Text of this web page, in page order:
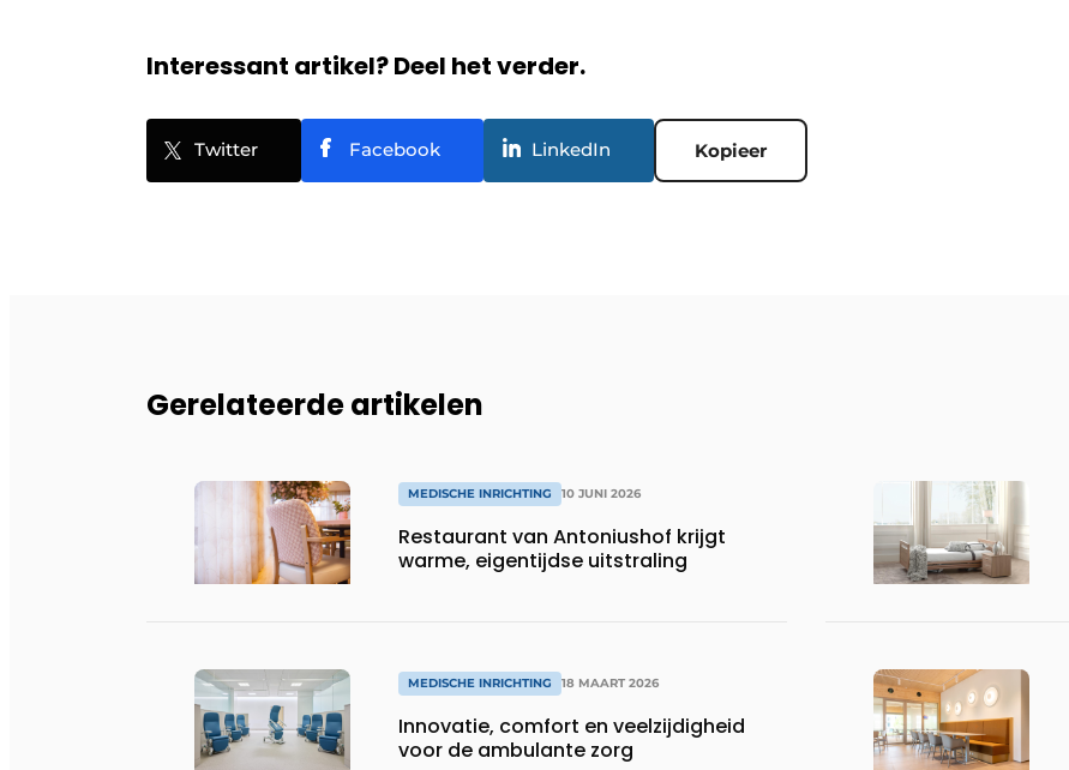
Interessant artikel? Deel het verder.
Twitter Facebook LinkedIn Kopieer
Gerelateerde artikelen
MEDISCHE INRICHTING 10 JUNI 2026
Restaurant van Antoniushof krijgt
warme, eigentijdse uitstraling
MEDISCHE INRICHTING 18 MAART 2026
Innovatie, comfort en veelzijdigheid
voor de ambulante zorg